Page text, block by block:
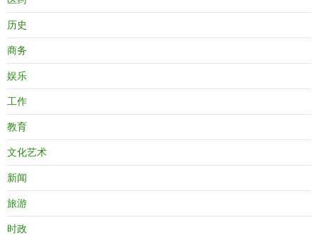
历史
商务
娱乐
工作
教育
文化艺术
新闻
旅游
时政